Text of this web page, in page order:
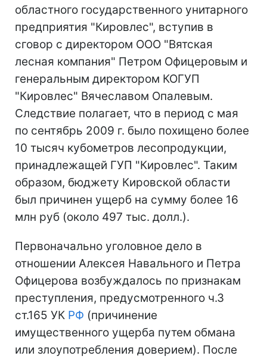
областного государственного унитарного
предприятия "Кировлес", вступив в
сговор с директором ООО "Вятская
лесная компания" Петром Офицеровым и
генеральным директором КОГУП
"Кировлес" Вячеславом Опалевым.
Следствие полагает, что в период с мая
по сентябрь 2009 г. было похищено более
10 тысяч кубометров лесопродукции,
принадлежащей ГУП "Кировлес". Таким
образом, бюджету Кировской области
был причинен ущерб на сумму более 16
млн руб (около 497 тыс. долл.).
Первоначально уголовное дело в
отношении Алексея Навального и Петра
Офицерова возбуждалось по признакам
преступления, предусмотренного ч.3
ст.165 УК РФ (причинение
имущественного ущерба путем обмана
или злоупотребления доверием). После